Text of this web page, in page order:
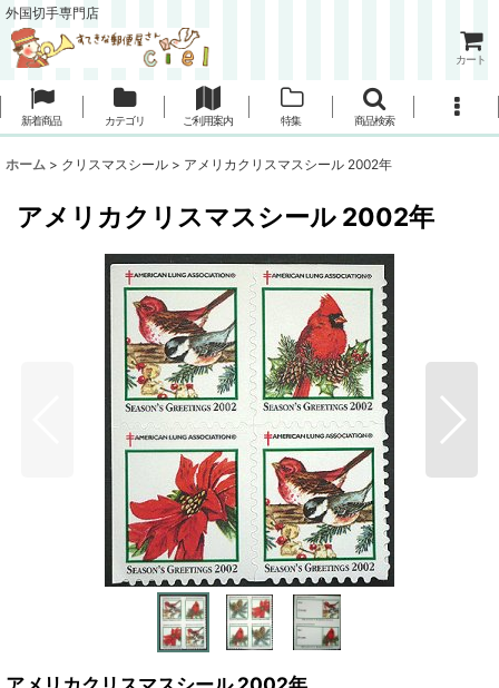
外国切手専門店
カート
新着商品 カテゴリ ご利用案内 特集 商品検索
ホーム > クリスマスシール > アメリカクリスマスシール 2002年
アメリカクリスマスシール 2002年